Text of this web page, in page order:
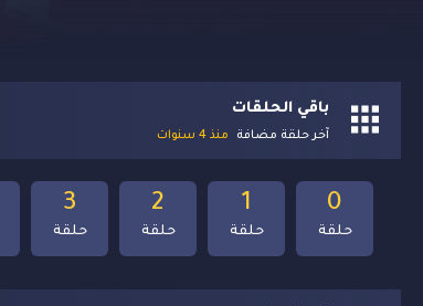
باقي الحلقات
آخر حلقة مضافة منذ 4 سنوات
3
حلقة
2
حلقة
1
حلقة
0
حلقة